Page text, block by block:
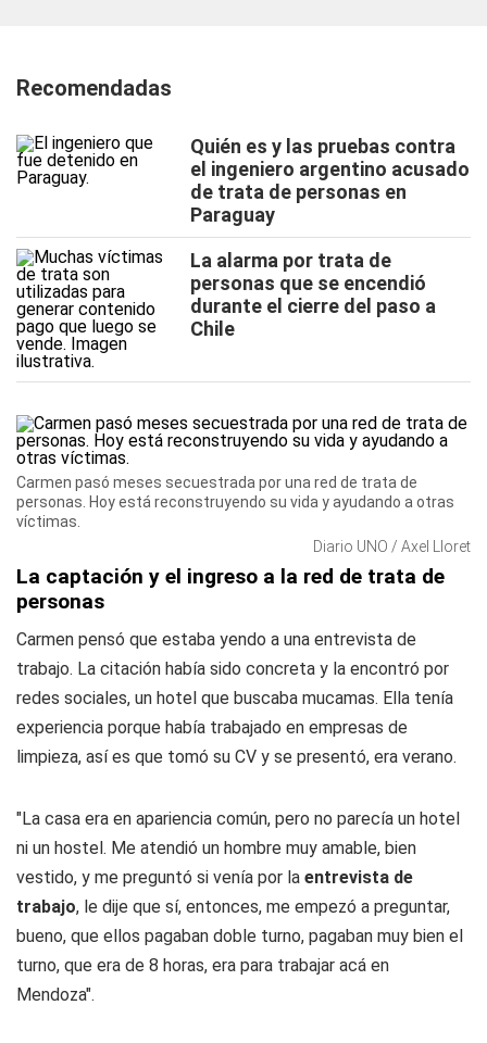
Recomendadas
Quién es y las pruebas contra
el ingeniero argentino acusado
de trata de personas en
Paraguay
La alarma por trata de
personas que se encendió
durante el cierre del paso a
Chile
Carmen pasó meses secuestrada por una red de trata de
personas. Hoy está reconstruyendo su vida y ayudando a otras
víctimas.
Diario UNO / Axel Lloret
La captación y el ingreso a la red de trata de
personas
Carmen pensó que estaba yendo a una entrevista de
trabajo. La citación había sido concreta y la encontró por
redes sociales, un hotel que buscaba mucamas. Ella tenía
experiencia porque había trabajado en empresas de
limpieza, así es que tomó su CV y se presentó, era verano.
"La casa era en apariencia común, pero no parecía un hotel
ni un hostel. Me atendió un hombre muy amable, bien
vestido, y me preguntó si venía por la entrevista de
trabajo, le dije que sí, entonces, me empezó a preguntar,
bueno, que ellos pagaban doble turno, pagaban muy bien el
turno, que era de 8 horas, era para trabajar acá en
Mendoza".